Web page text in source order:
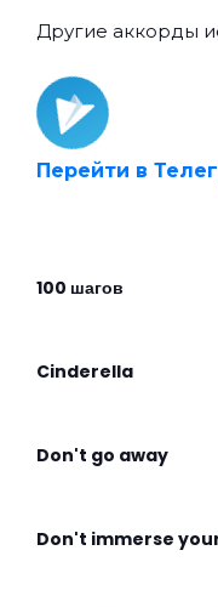
Другие аккорды
Перейти в
100 шагов
Cinderella
Don't go away
Don't immerse